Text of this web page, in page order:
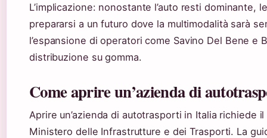
L’implicazione: nonostante l’auto resti
prepararsi a un futuro dove la multimodalità sarà
l’espansione di operatori come Savino Del Bene e
distribuzione su gomma.
Come aprire un’azienda di
Aprire un’azienda di autotrasporti in Italia
Ministero delle Infrastrutture e dei Trasporti. La